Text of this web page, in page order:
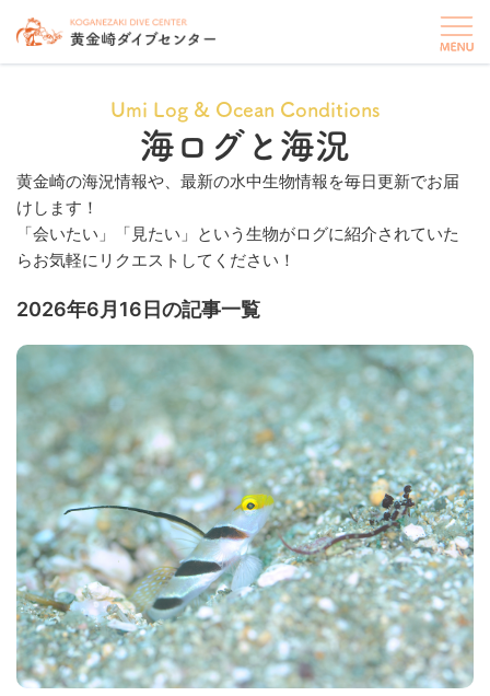
Umi Log & Ocean Conditions
海ログと海況
黄金崎の海況情報や、最新の水中生物情報を毎日更新でお届
けします！
「会いたい」「見たい」という生物がログに紹介されていた
らお気軽にリクエストしてください！
2026年6月16日の記事一覧